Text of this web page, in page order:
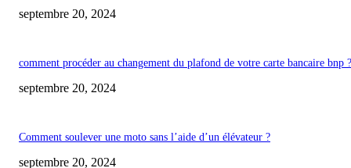
septembre 20, 2024
comment procéder au changement du plafond de votre carte bancaire bnp ?
septembre 20, 2024
Comment soulever une moto sans l’aide d’un élévateur ?
septembre 20, 2024